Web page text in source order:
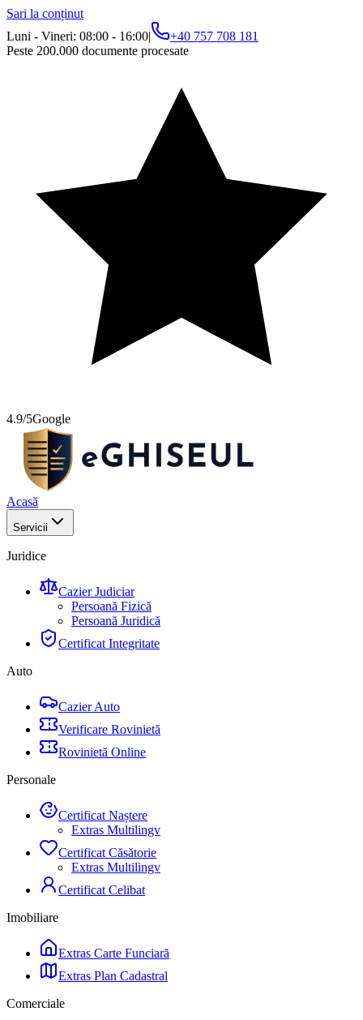
Sari la conținut
Luni - Vineri: 08:00 - 16:00|
+40 757 708 181
Peste 200.000 documente procesate
4.9/5Google
Acasă
Servicii
Juridice
Cazier Judiciar
Persoană Fizică
Persoană Juridică
Certificat Integritate
Auto
Cazier Auto
Verificare Rovinietă
Rovinietă Online
Personale
Certificat Naștere
Extras Multilingv
Certificat Căsătorie
Extras Multilingv
Certificat Celibat
Imobiliare
Extras Carte Funciară
Extras Plan Cadastral
Comerciale